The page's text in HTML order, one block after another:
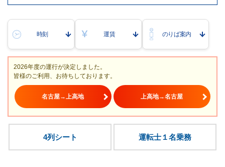
時刻 運賃 のりば案内
2026年度の運行が決定しました。
皆様のご利用、お待ちしております。
名古屋→上高地 上高地→名古屋
4列シート 運転士１名乗務